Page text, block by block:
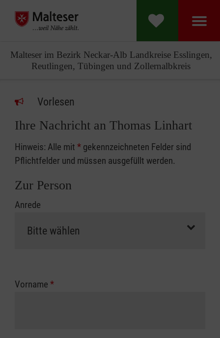
Malteser im Bezirk Neckar-Alb Landkreise Esslingen,
Reutlingen, Tübingen und Zollernalbkreis
Vorlesen
Ihre Nachricht an Thomas Linhart
Hinweis: Alle mit * gekennzeichneten Felder sind
Pflichtfelder und müssen ausgefüllt werden.
Zur Person
Anrede
Vorname *